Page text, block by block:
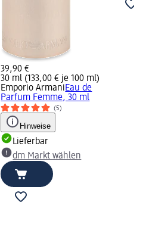
39,90 €
30 ml (133,00 € je 100 ml)
Emporio ArmaniEau de
Parfum Femme, 30 ml
(5)
Hinweise
Lieferbar
dm Markt wählen